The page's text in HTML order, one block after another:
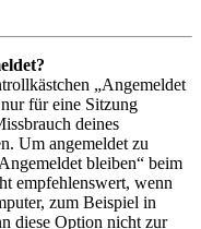
„Angemeldet
für eine Sitzung
deines
Um angemeldet zu
bleiben“ beim
empfehlenswert, wenn
zum Beispiel in
diese Option nicht zur